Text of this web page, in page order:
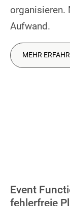
organisieren.
Aufwand.
MEHR
Event
fehlerfreie